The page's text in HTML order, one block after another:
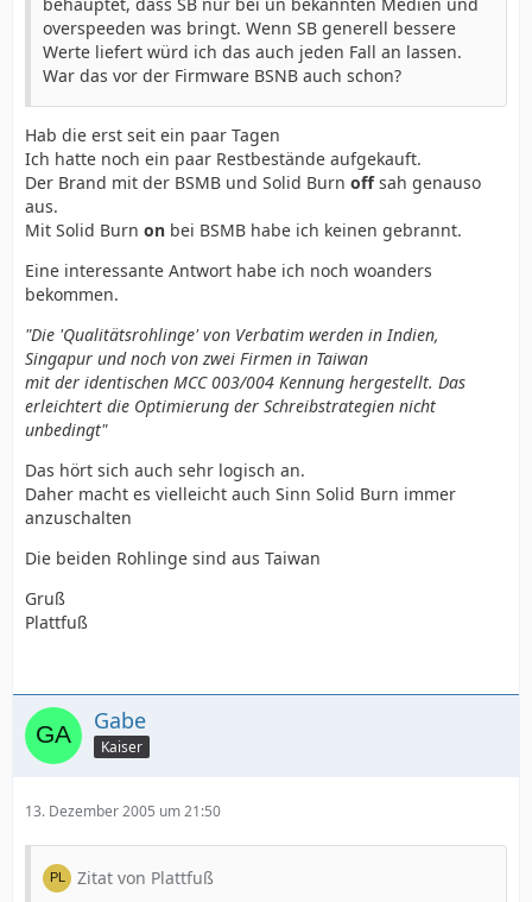
overspeeden was bringt. Wenn SB generell bessere
Werte liefert würd ich das auch jeden Fall an lassen.
War das vor der Firmware BSNB auch schon?
Hab die erst seit ein paar Tagen
Ich hatte noch ein paar Restbestände aufgekauft.
Der Brand mit der BSMB und Solid Burn offsah genauso
aus.
Mit Solid Burn on bei BSMB habe ich keinen gebrannt.
Eine interessante Antwort habe ich noch woanders
bekommen.
"Die 'Qualitätsrohlinge' von Verbatim werden in Indien,
Singapur und noch von zwei Firmen in Taiwan
mit der identischen MCC 003/004 Kennung hergestellt. Das
erleichtert die Optimierung der Schreibstrategien nicht
unbedingt"
Das hört sich auch sehr logisch an.
Daher macht es vielleicht auch Sinn Solid Burn immer
anzuschalten
Die beiden Rohlinge sind aus Taiwan
Gruß
Plattfuß
Gabe
Kaiser
13. Dezember 2005 um 21:50
Zitat von Plattfuß